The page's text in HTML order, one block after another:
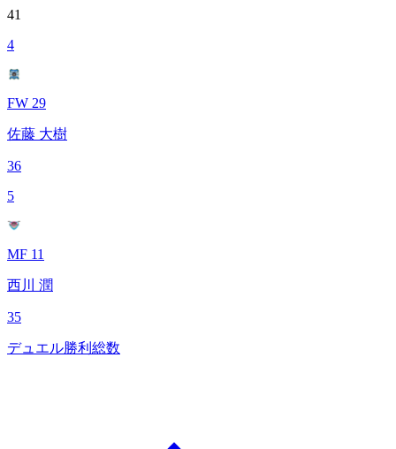
41
4
FW 29
佐藤 大樹
36
5
MF 11
西川 潤
35
デュエル勝利総数